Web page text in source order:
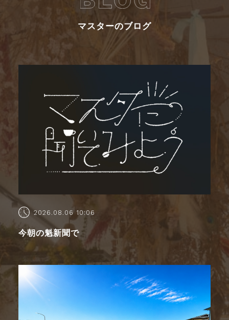
マスターのブログ
2026.08.06 10:06
今朝の魁新聞で